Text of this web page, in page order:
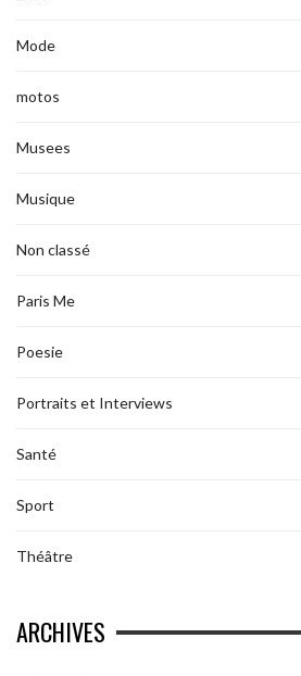
Mode
motos
Musees
Musique
Non classé
Paris Me
Poesie
Portraits et Interviews
Santé
Sport
Théâtre
ARCHIVES